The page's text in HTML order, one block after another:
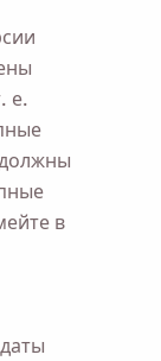
е.
в